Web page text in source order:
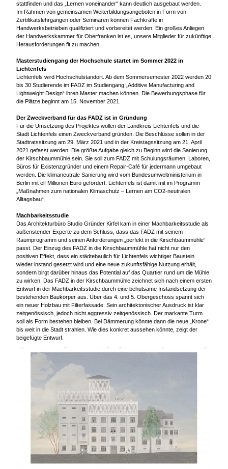
stattfinden und das „Lernen voneinander“ kann deutlich ausgebaut werden.
Im Rahmen von gemeinsamen Weiterbildungsangeboten in Form von
Zertifikatslehrgängen oder Seminaren können Fachkräfte in
Handwerksbetrieben qualifiziert und vorbereitet werden. Ein großes Anliegen
der Handwerkskammer für Oberfranken ist es, unsere Mitglieder für zukünftige
Herausforderungen fit zu machen.
Masterstudiengang der Hochschule startet im Sommer 2022 in
Lichtenfels
Lichtenfels wird Hochschulstandort. Ab dem Sommersemester 2022 werden 20
bis 30 Studierende im FADZ im Studiengang „Additive Manufacturing and
Lightweight Design“ ihren Master machen können. Die Bewerbungsphase für
die Plätze beginnt am 15. November 2021.
Der Zweckverband für das FADZ ist in Gründung
Für die Umsetzung des Projektes wollen der Landkreis Lichtenfels und die
Stadt Lichtenfels einen Zweckverband gründen. Die Beschlüsse sollen in der
Stadtratssitzung am 29. März 2021 und in der Kreistagssitzung am 21. April
2021 gefasst werden. Die größte Aufgabe gleich zu Beginn wird die Sanierung
der Kirschbaummühle sein. Sie soll zum FADZ mit Schulungsräumen, Laboren,
Büros für Existenzgründer und einem Repair-Café für jedermann umgebaut
werden. Die klimaneutrale Sanierung wird vom Bundesumweltministerium in
Berlin mit elf Millionen Euro gefördert. Lichtenfels ist damit mit im Programm
„Maßnahmen zum nationalen Klimaschutz – Lernen am CO2-neutralen
Alltagsbau“
Machbarkeitsstudie
Das Architekturbüro Studio Gründer Kirfel kam in einer Machbarkeitsstudie als
außenstender Experte zu dem Schluss, dass das FADZ mit seinem
Raumprogramm und seinen Anforderungen „perfekt in die Kirschbaummühle“
passt. Der Einzug des FADZ in die Kirschbaummühle hat nicht nur den
positiven Effekt, dass ein städtebaulich für Lichtenfels wichtiger Baustein
wieder instand gesetzt wird und eine neue zukunftsfähige Nutzung erhält,
sondern birgt darüber hinaus das Potential auf das Quartier rund um die Mühle
zu wirken. Das FADZ in der Kirschbaummühle zeichnet sich nach einem ersten
Entwurf in der Machbarkeitsstudie durch eine behutsame Instandsetzung der
bestehenden Baukörper aus. Über das 4. und 5. Obergeschoss spannt sich
ein neuer Holzbau mit Filterfassade. Sein architektonischer Ausdruck ist klar
zeitgenössisch, jedoch nicht aggressiv zeitgenössisch. Der markante Turm
soll als Form bestehen bleiben. Bei Dämmerung könnte dann die neue „Krone“
bis weit in die Stadt strahlen. Wie dies konkret aussehen könnte, zeigt der
beigefügte Entwurf.